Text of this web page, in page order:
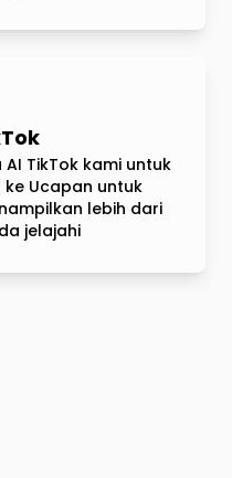
TikTok kami untuk
Ucapan untuk
lebih dari
jelajahi